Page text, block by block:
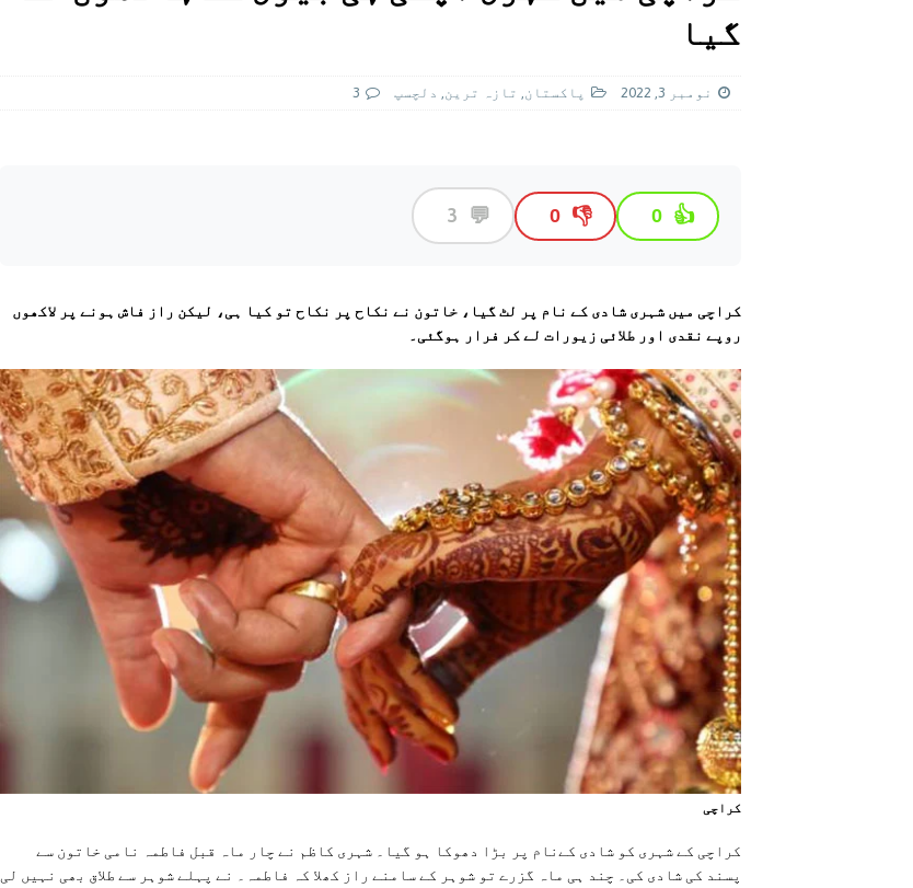
[ اگست 4, 2026 ] سی ڈی اے نے کرکٹ اسٹیڈیم پر کام جلد شروع کرنے کا فیصلہ کر لیا پاکستان
گیا
نومبر 3, 2022 پاکستان, تازہ ترين, دلچسپ 3
👍
0
👎
0
💬
3
کراچی میں شہری شادی کے نام پر لٹ گیا، خاتون نے نکاح پر نکاح تو کیا ہی، لیکن راز فاش ہونے پر لاکھوں
روپے نقدی اور طلائی زیورات لے کر فرار ہوگئی۔
کراچی
کراچی کے شہری کو شادی کےنام پر بڑا دھوکا ہو گیا۔ شہری کاظم نے چار ماہ قبل فاطمہ نامی خاتون سے
پسند کی شادی کی۔ چند ہی ماہ گزرے تو شوہر کے سامنے راز کھلا کہ فاطمہ۔ نے پہلے شوہر سے طلاق بھی نہیں لی